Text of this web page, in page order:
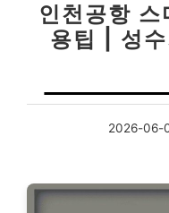
인천공항 스
용팁 | 성
2026-06-